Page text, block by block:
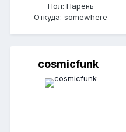
Пол: Парень
Откуда: somewhere
cosmicfunk